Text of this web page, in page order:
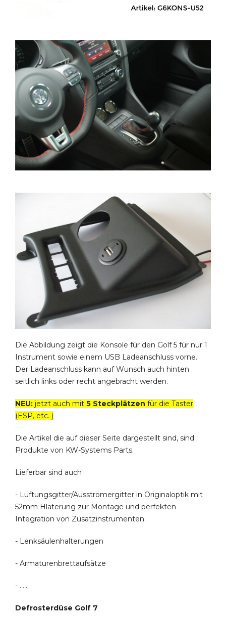
Die Abbildung zeigt die Konsole für den Golf 5 für nur 1
Instrument sowie einem USB Ladeanschluss vorne.
Der Ladeanschluss kann auf Wunsch auch hinten
seitlich links oder recht angebracht werden.
NEU: jetzt auch mit 5 Steckplätzen für die Taster
(ESP, etc. )
Die Artikel die auf dieser Seite dargestellt sind, sind
Produkte von KW-Systems Parts.
Lieferbar sind auch
- Lüftungsgitter/Ausströmergitter in Originaloptik mit
52mm Hlaterung zur Montage und perfekten
Integration von Zusatzinstrumenten.
- Lenksäulenhalterungen
- Armaturenbrettaufsätze
- .....
Defrosterdüse Golf 7